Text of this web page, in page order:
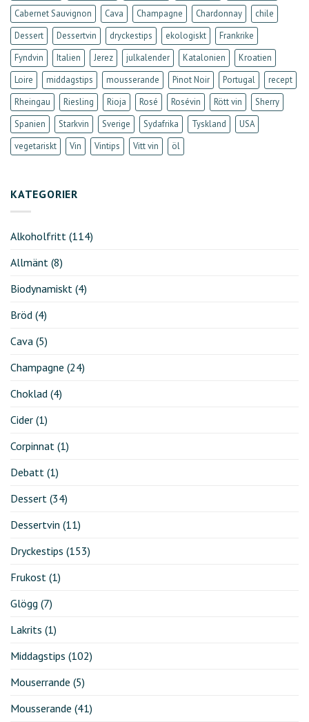
Cabernet Sauvignon
Cava Champagne Chardonnay
chile
Dessert
Dessertvin dryckestips ekologiskt
Frankrike
Fyndvin
Italien Jerez julkalender Katalonien
Kroatien
Loire
middagstips mousserande Pinot Noir Portugal
recept
Rheingau
Riesling Rioja Rosé Rosévin Rött vin
Sherry
Spanien
Starkvin Sverige Sydafrika Tyskland
USA
vegetariskt
Vin Vintips Vitt vin öl
KATEGORIER
Alkoholfritt (114)
Allmänt (8)
Biodynamiskt (4)
Bröd (4)
Cava (5)
Champagne (24)
Choklad (4)
Cider (1)
Corpinnat (1)
Debatt (1)
Dessert (34)
Dessertvin (11)
Dryckestips (153)
Frukost (1)
Glögg (7)
Lakrits (1)
Middagstips (102)
Mouserrande (5)
Mousserande (41)